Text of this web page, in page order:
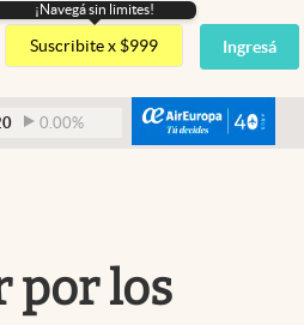
Argentina
España
México
USA
¡Navegá sin limites!
Suscribite x $999 Ingresá
% DÓLAR BLUE $ 1530
por los